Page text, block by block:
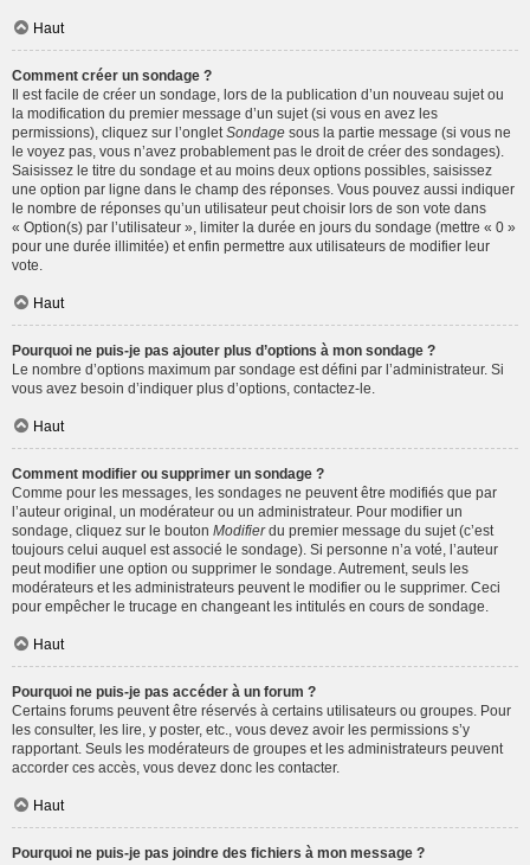
Haut
Comment créer un sondage ?
Il est facile de créer un sondage, lors de la publication d’un nouveau sujet ou
la modification du premier message d’un sujet (si vous en avez les
permissions), cliquez sur l’onglet Sondage sous la partie message (si vous ne
le voyez pas, vous n’avez probablement pas le droit de créer des sondages).
Saisissez le titre du sondage et au moins deux options possibles, saisissez
une option par ligne dans le champ des réponses. Vous pouvez aussi indiquer
le nombre de réponses qu’un utilisateur peut choisir lors de son vote dans
« Option(s) par l’utilisateur », limiter la durée en jours du sondage (mettre « 0 »
pour une durée illimitée) et enfin permettre aux utilisateurs de modifier leur
vote.
Haut
Pourquoi ne puis-je pas ajouter plus d’options à mon sondage ?
Le nombre d’options maximum par sondage est défini par l’administrateur. Si
vous avez besoin d’indiquer plus d’options, contactez-le.
Haut
Comment modifier ou supprimer un sondage ?
Comme pour les messages, les sondages ne peuvent être modifiés que par
l’auteur original, un modérateur ou un administrateur. Pour modifier un
sondage, cliquez sur le bouton Modifierdu premier message du sujet (c’est
toujours celui auquel est associé le sondage). Si personne n’a voté, l’auteur
peut modifier une option ou supprimer le sondage. Autrement, seuls les
modérateurs et les administrateurs peuvent le modifier ou le supprimer. Ceci
pour empêcher le trucage en changeant les intitulés en cours de sondage.
Haut
Pourquoi ne puis-je pas accéder à un forum ?
Certains forums peuvent être réservés à certains utilisateurs ou groupes. Pour
les consulter, les lire, y poster, etc., vous devez avoir les permissions s’y
rapportant. Seuls les modérateurs de groupes et les administrateurs peuvent
accorder ces accès, vous devez donc les contacter.
Haut
Pourquoi ne puis-je pas joindre des fichiers à mon message ?